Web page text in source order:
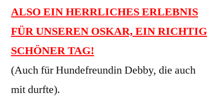
ALSO EIN HERRLICHES ERLEBNIS
FÜR UNSEREN OSKAR, EIN RICHTIG
SCHÖNER TAG!
(Auch für Hundefreundin Debby, die auch
mit durfte).